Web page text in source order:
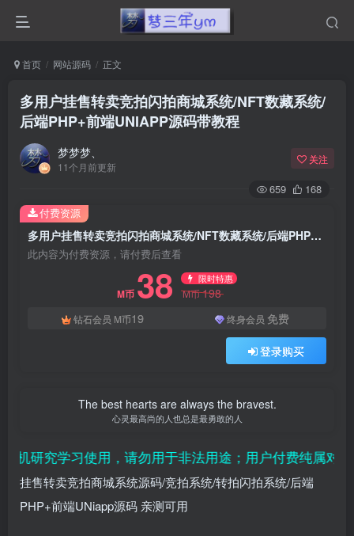
首页 网站源码 正文
多用户挂售转卖竞拍闪拍商城系统/NFT数藏系统/
后端PHP+前端UNIAPP源码带教程
梦梦梦、
11个月前更新
关注
659 168
多用户挂售转卖竞拍闪拍商城系统/NFT数藏系统/后端PHP+前端UNIAPP源码带教程
此内容为付费资源，请付费后查看
M币 38 限时特惠
M币198
钻石会员 M币19 终身会员 免费
登录购买
付费资源
The best hearts are always the bravest.
心灵最高尚的人也总是最勇敢的人
究学习使用，请勿用于非法用途；用户付费纯属对平台
挂售转卖竞拍商城系统源码/竞拍系统/转拍闪拍系统/后端
PHP+前端UNiapp源码 亲测可用